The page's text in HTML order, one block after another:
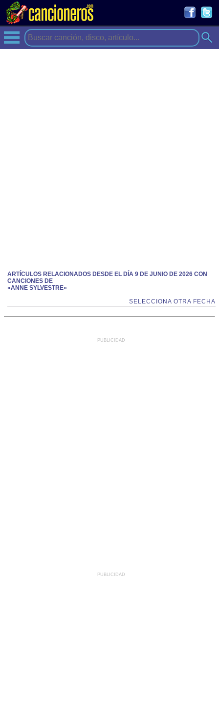
ARTÍCULOS RELACIONADOS DESDE EL DÍA 9 DE JUNIO DE 2026 CON
CANCIONES DE
«ANNE SYLVESTRE»
SELECCIONA OTRA FECHA
PUBLICIDAD
PUBLICIDAD